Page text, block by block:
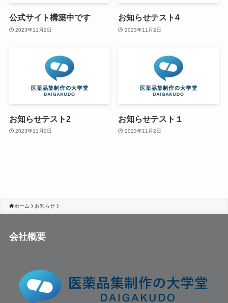
公式サイト構築中です
2023年11月2日
お知らせテスト4
2023年11月2日
お知らせテスト2
2023年11月2日
お知らせテスト１
2023年11月2日
ホーム お知らせ
会社概要